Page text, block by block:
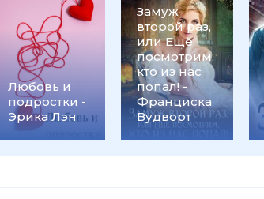
Любовь и
подростки -
Эрика Лэн
Замуж
второй раз,
или Ещё
посмотрим,
кто из нас
попал! -
Франциска
Вудворт